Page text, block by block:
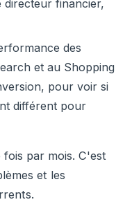
directeur financier,
des
et au Shopping
pour voir si
différent pour
par mois. C'est
et les